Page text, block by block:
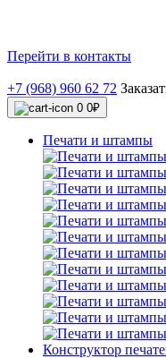
Перейти в контакты
+7 (968) 960 62 72
0 0₽
Печати и штампы
Конструктор